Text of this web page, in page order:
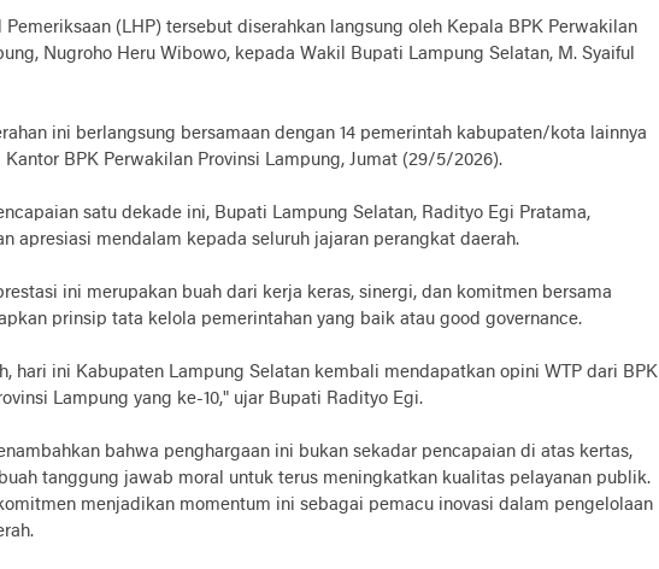
Pemeriksaan (LHP) tersebut diserahkan langsung oleh Kepala BPK Perwakilan
Nugroho Heru Wibowo, kepada Wakil Bupati Lampung Selatan, M. Syaiful
ini berlangsung bersamaan dengan 14 pemerintah kabupaten/kota lainnya
BPK Perwakilan Provinsi Lampung, Jumat (29/5/2026).
satu dekade ini, Bupati Lampung Selatan, Radityo Egi Pratama,
apresiasi mendalam kepada seluruh jajaran perangkat daerah.
ini merupakan buah dari kerja keras, sinergi, dan komitmen bersama
prinsip tata kelola pemerintahan yang baik atau good governance.
hari ini Kabupaten Lampung Selatan kembali mendapatkan opini WTP dari BPK
Lampung yang ke-10," ujar Bupati Radityo Egi.
bahwa penghargaan ini bukan sekadar pencapaian di atas kertas,
tanggung jawab moral untuk terus meningkatkan kualitas pelayanan publik.
menjadikan momentum ini sebagai pemacu inovasi dalam pengelolaan